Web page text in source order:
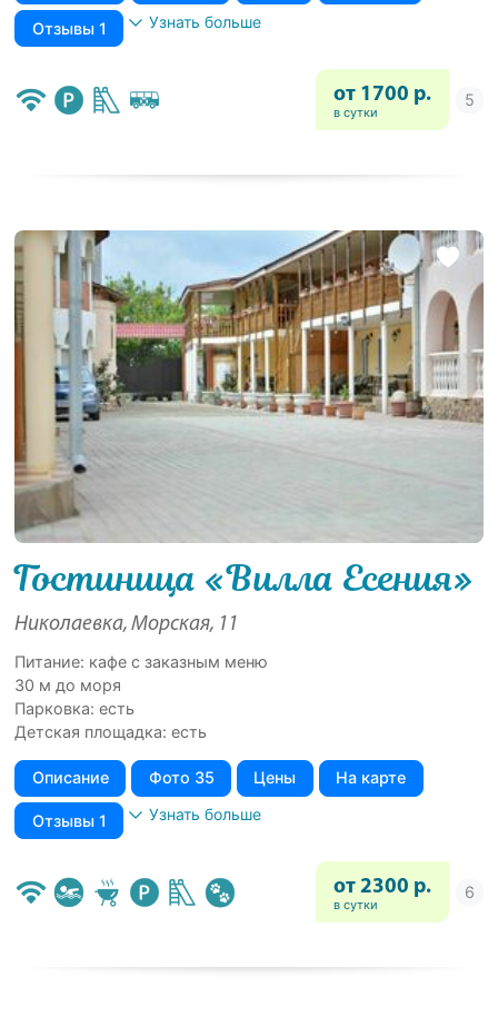
Отзывы 1 Узнать больше
от 1700 р.
в сутки
Гостиница «Вилла Есения»
Николаевка, Морская, 11
Питание: кафе с заказным меню
30 м до моря
Парковка: есть
Детская площадка: есть
Описание Фото 35 Цены На карте
Отзывы 1 Узнать больше
от 2300 р.
в сутки